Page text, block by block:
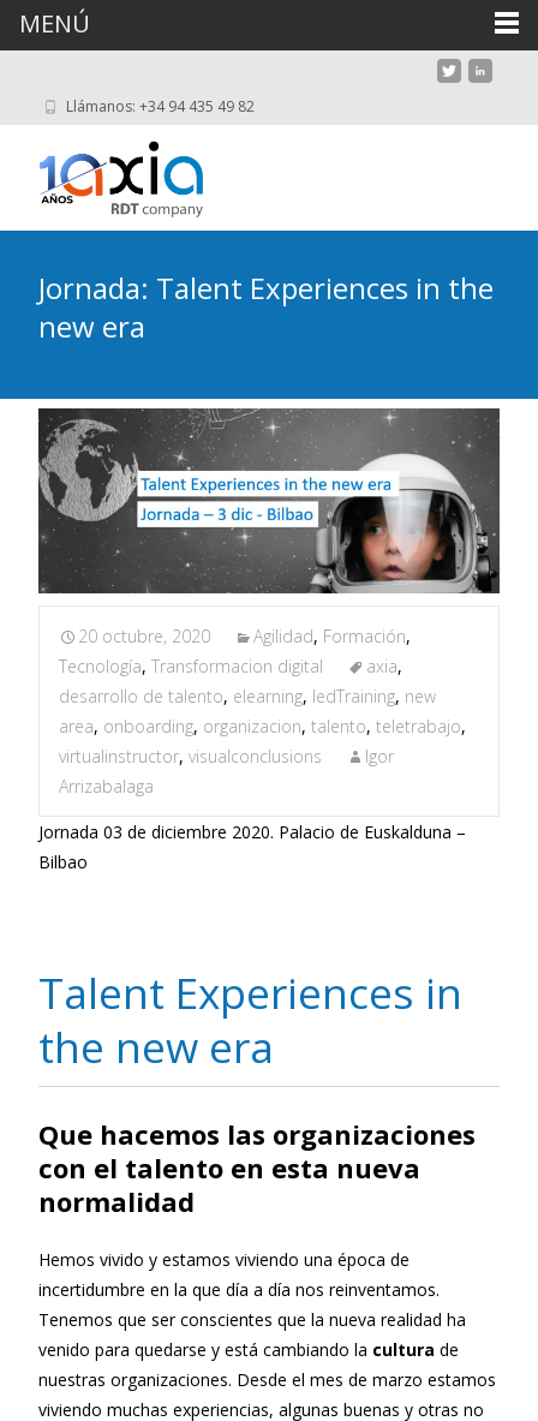
Llámanos: +34 94 435 49 82
Jornada: Talent Experiences in the
new era
20 octubre, 2020 Agilidad, Formación,
Tecnología, Transformacion digital axia,
desarrollo de talento, elearning, ledTraining, new
area, onboarding, organizacion, talento, teletrabajo,
virtualinstructor, visualconclusions
Igor
Arrizabalaga
Jornada 03 de diciembre 2020. Palacio de Euskalduna –
Bilbao
Talent Experiences in
the new era
Que hacemos las organizaciones
con el talento en esta nueva
normalidad
Hemos vivido y estamos viviendo una época de
incertidumbre en la que día a día nos reinventamos.
Tenemos que ser conscientes que la nueva realidad ha
venido para quedarse y está cambiando la cultura de
nuestras organizaciones. Desde el mes de marzo estamos
viviendo muchas experiencias, algunas buenas y otras no
MENÚ